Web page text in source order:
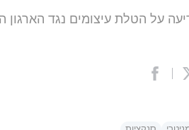
על הטלת עיצומים נגד